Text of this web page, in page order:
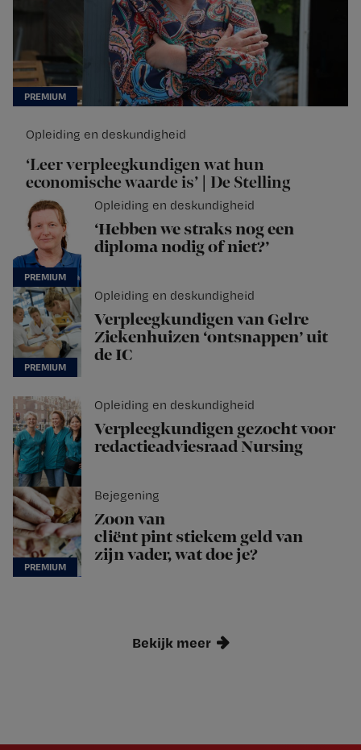
Opleiding en deskundigheid
‘Leer verpleegkundigen wat hun
economische waarde is’ | De Stelling
Opleiding en deskundigheid
‘Hebben we straks nog een
diploma nodig of niet?’
Opleiding en deskundigheid
Verpleegkundigen van Gelre
Ziekenhuizen ‘ontsnappen’ uit
de IC
Opleiding en deskundigheid
Verpleegkundigen gezocht voor
redactieadviesraad Nursing
Bejegening
Zoon van
cliënt pint stiekem geld van
zijn vader, wat doe je?
Bekijk meer